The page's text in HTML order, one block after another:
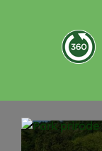
View
Larger